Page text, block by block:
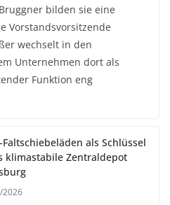
bilden sie eine
Vorstandsvorsitzende
wechselt in den
Unternehmen dort als
Funktion eng
Faltschiebeläden als Schlüssel
klimastabile Zentraldepot
2026